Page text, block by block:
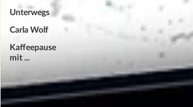
Unterwegs
Carla Wolf
Kaffeepause
mit ...